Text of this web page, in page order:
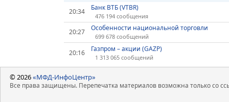
20:34
Банк ВТБ (VTBR)
476 194 сообщения
20:27 Особенности национальной торговли
699 678 сообщений
20:16 Газпром – акции (GAZP)
1 313 065 сообщений
© 2026«МФД-ИнфоЦентр»
Все права защищены. Перепечатка материалов возможна только со